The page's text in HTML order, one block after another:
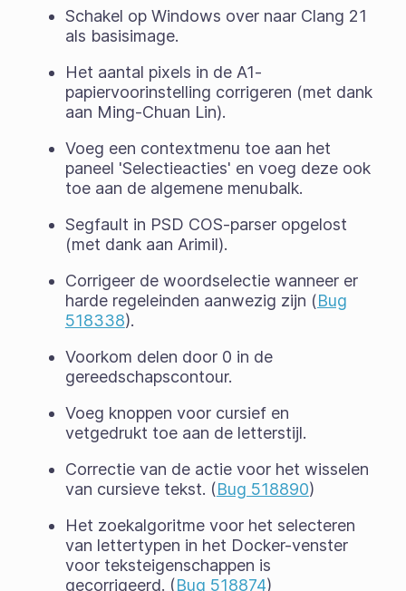
Schakel op Windows over naar Clang 21
als basisimage.
Het aantal pixels in de A1-
papiervoorinstelling corrigeren (met dank
aan Ming-Chuan Lin).
Voeg een contextmenu toe aan het
paneel 'Selectieacties' en voeg deze ook
toe aan de algemene menubalk.
Segfault in PSD COS-parser opgelost
(met dank aan Arimil).
Corrigeer de woordselectie wanneer er
harde regeleinden aanwezig zijn (Bug
518338).
Voorkom delen door 0 in de
gereedschapscontour.
Voeg knoppen voor cursief en
vetgedrukt toe aan de letterstijl.
Correctie van de actie voor het wisselen
van cursieve tekst. (Bug 518890)
Het zoekalgoritme voor het selecteren
van lettertypen in het Docker-venster
voor teksteigenschappen is
gecorrigeerd. (Bug 518874)